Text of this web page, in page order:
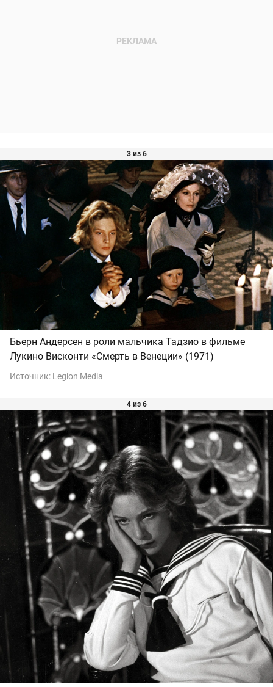
3 из 6
Бьерн Андерсен в роли мальчика Тадзио в фильме
Лукино Висконти «Смерть в Венеции» (1971)
Источник: Legion Media
4 из 6